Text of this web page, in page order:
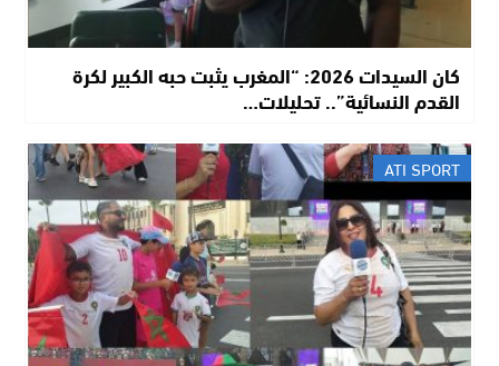
​كان السيدات 2026: “المغرب يثبت حبه الكبير لكرة
القدم النسائية”.. تحليلات…
ATI SPORT